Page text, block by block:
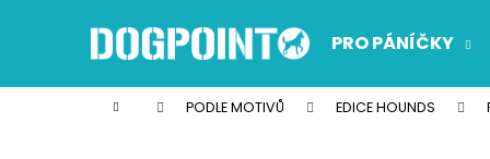
PRO PÁNÍČKY
Domů PODLE MOTIVŮ EDICE HOUNDS
í
Zpět
do
Zpět
do